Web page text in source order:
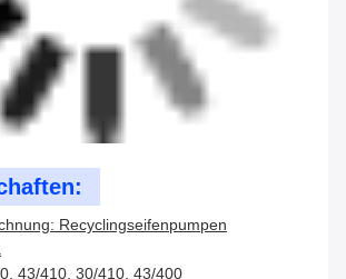
Recyclingseifenpumpen
43/410, 30/410, 43/400